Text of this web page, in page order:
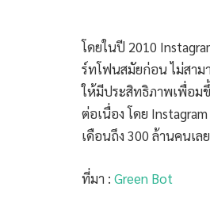
โดยในปี 2010
ร์ทโฟนสมัยก่อน ไม่สา
ให้มีประสิทธิภาพเพื่อม
ต่อเนื่อง โดย
เดือนถึง 300 ล้านคนเล
ที่มา : Green Bot